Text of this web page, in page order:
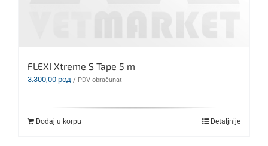
FLEXI Xtreme S Tape 5 m
3.300,00 рсд / PDV obračunat
Dodaj u korpu Detaljnije